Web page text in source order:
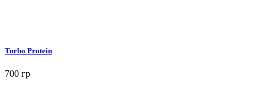
Turbo Protein
700 гр